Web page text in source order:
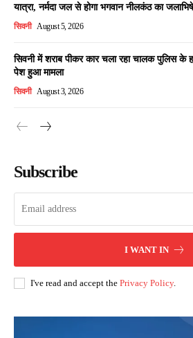
यात्रा, नर्मदा जल से होगा भगवान नीलकंठ का
सिवनी August 5, 2026
सिवनी में शराब पीकर कार चला रहा चालक पुलिस के
पेश हुआ मामला
सिवनी August 3, 2026
Subscribe
I WANT IN
I've read and accept the Privacy Policy.